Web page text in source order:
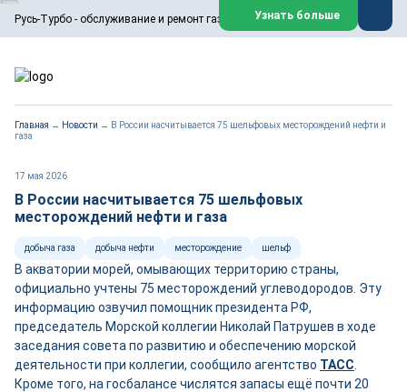
Русь-Турбо - обслуживание и ремонт газовых паровых турбин
ООО «Русь-Турбо» занимается сервисом газовых и паровых
турбин, комплексным ремонтом, восстановлением,
техническим обслуживанием оборудования ТЭС,
работают на нефтегазовых, нефтехимических,
металлургических и других предприятиях.
Реклама. ООО «Русь-Турбо», ИНН 7802588950
erid: F7NfYUJCUneVdwPs4znf
Узнать больше
Главная → Новости → В России насчитывается 75 шельфовых месторождений нефти и
газа
17 мая 2026
В России насчитывается 75 шельфовых
месторождений нефти и газа
добыча газа добыча нефти месторождение шельф
В акватории морей, омывающих территорию страны,
официально учтены 75 месторождений углеводородов. Эту
информацию озвучил помощник президента РФ,
председатель Морской коллегии Николай Патрушев в ходе
заседания совета по развитию и обеспечению морской
деятельности при коллегии, сообщило агентство ТАСС
Кроме того, на госбалансе числятся запасы ещё почти 20